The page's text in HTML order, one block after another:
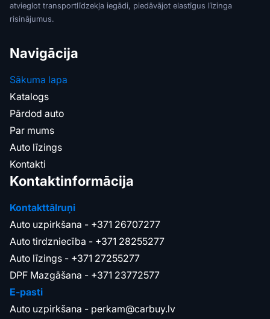
atvieglot transportlīdzekļa iegādi, piedāvājot elastīgus līzinga
risinājumus.
Navigācija
Sākuma lapa
Katalogs
Pārdod auto
Par mums
Auto līzings
Kontakti
Kontaktinformācija
Kontakttālruņi
Auto uzpirkšana - +371 26707277
Auto tirdzniecība - +371 28255277
Auto līzings - +371 27255277
DPF Mazgāšana - +371 23772577
E-pasti
Auto uzpirkšana - perkam@carbuy.lv